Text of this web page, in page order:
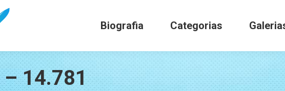
Biografia Categorias
– 14.781